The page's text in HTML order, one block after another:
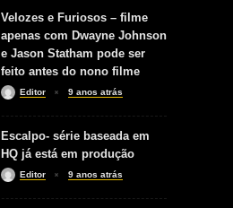
Velozes e Furiosos – filme
apenas com Dwayne Johnson
e Jason Statham pode ser
feito antes do nono filme
Editor 9 anos atrás
Escalpo- série baseada em
HQ já está em produção
Editor 9 anos atrás